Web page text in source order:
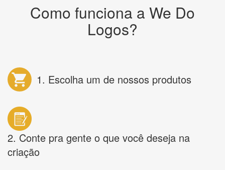
Como funciona a We Do
Logos?
1. Escolha um de nossos produtos
2. Conte pra gente o que você deseja na
criação